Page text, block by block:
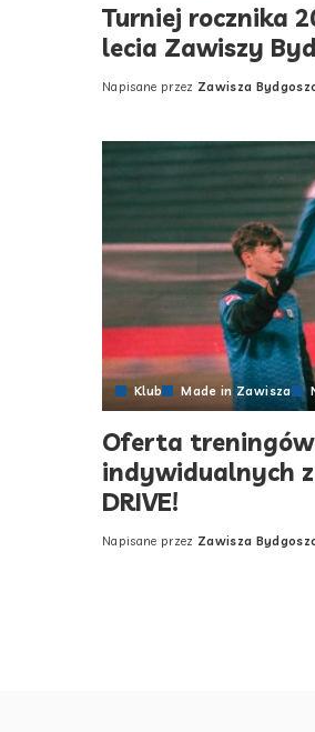
Turniej rocznika
lecia Zawiszy
Posted
Napisane przez Zawisza
Klub Made in Zawisza
Oferta treningów
indywidualnych
DRIVE!
Posted
Napisane przez Zawisza